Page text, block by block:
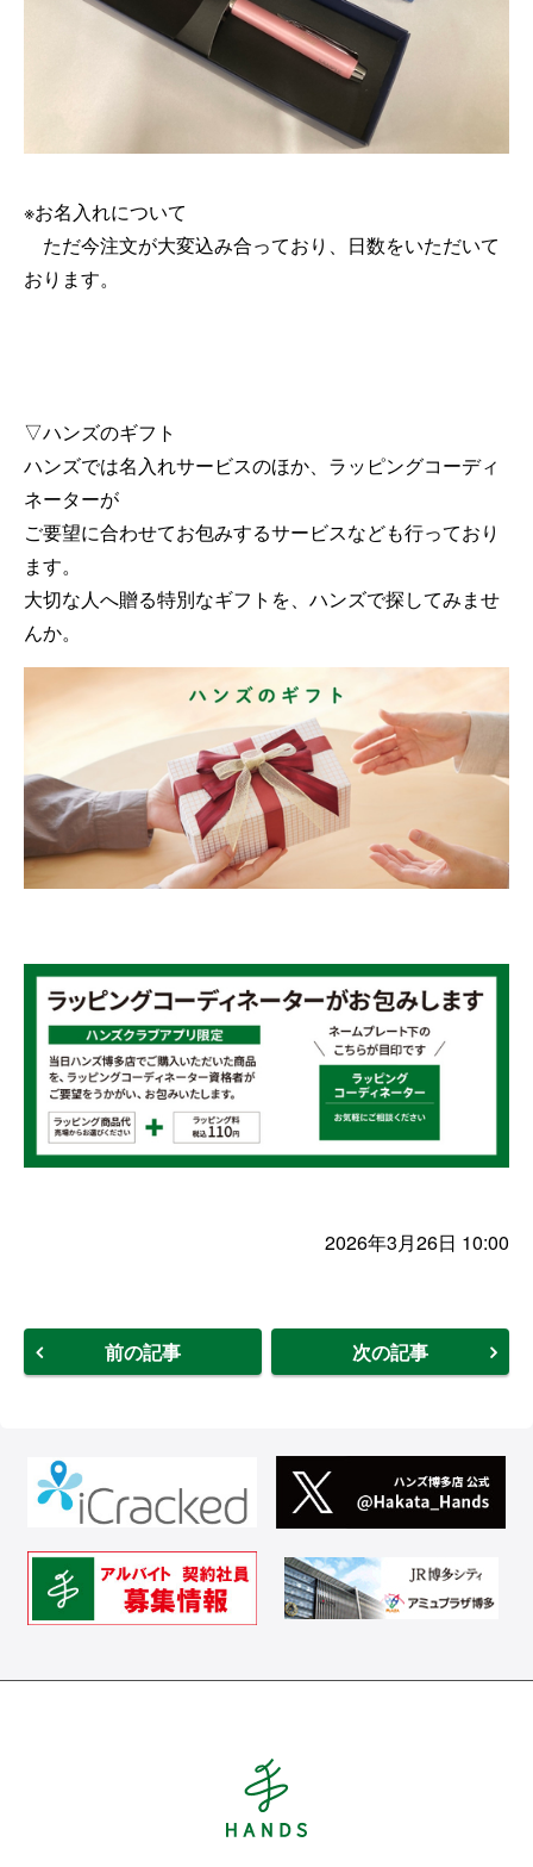
※お名入れについて
ただ今注文が大変込み合っており、日数をいただいて
おります。
▽ハンズのギフト
ハンズでは名入れサービスのほか、ラッピングコーディ
ネーターが
ご要望に合わせてお包みするサービスなども行っており
ます。
大切な人へ贈る特別なギフトを、ハンズで探してみませ
んか。
2026年3月26日 10:00
前の記事 次の記事